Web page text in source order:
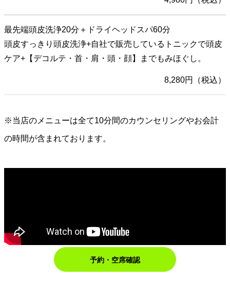
最先端頭皮洗浄20分＋ドライヘッドスパ60分
頭皮すっきり頭皮洗浄+自社で販売しているトニックで頭皮
ケア+【デコルテ・首・肩・頭・顔】までもみほぐし。
8,280円（税込）
※当店のメニューは全て10分間のカウンセリングやお会計
の時間が含まれております。
予約・空席確認